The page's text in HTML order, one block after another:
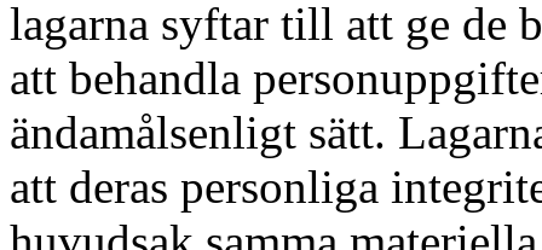
lagarna syftar till att ge de
att behandla
ändamålsenligt sätt.
att deras personliga